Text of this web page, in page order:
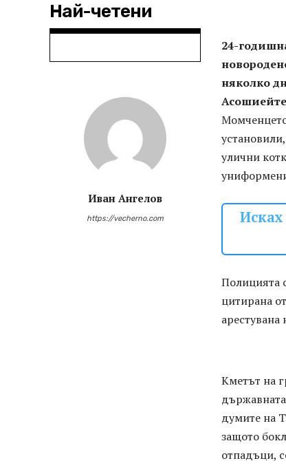
Най-четени
Иван Ангелов
https://vecherno.com
24-
няколко
улични
Полицията
цитирана
Кметът на
думите на
защото
отпадъци,